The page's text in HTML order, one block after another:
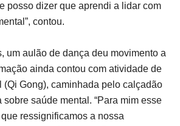
posso dizer que aprendi a lidar com
contou.
um aulão de dança deu movimento a
ainda contou com atividade de
(Qi Gong), caminhada pelo calçadão
saúde mental. “Para mim esse
ressignificamos a nossa